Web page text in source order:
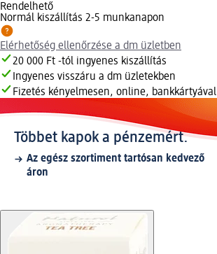
Rendelhető
Normál kiszállítás 2-5 munkanapon
Elérhetőség ellenőrzése a dm üzletben
20 000 Ft -tól ingyenes kiszállítás
Ingyenes visszáru a dm üzletekben
Fizetés kényelmesen, online, bankkártyával
Többet kapok a pénzemért.
Az egész szortiment tartósan kedvező
áron